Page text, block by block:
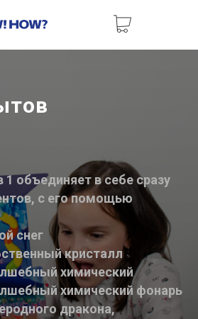
объединяет в себе сразу
с его помощью
снег
кристалл
химический
химический фонарь
дракона,